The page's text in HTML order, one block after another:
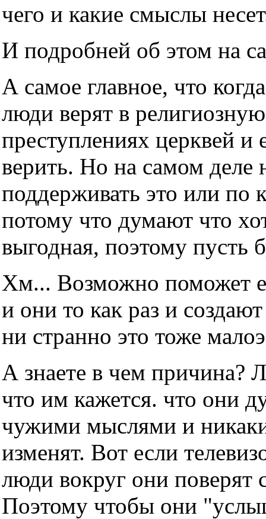
чего и какие смыслы
И подробней об этом на
А самое главное, что
люди верят в
преступлениях церквей и
верить. Но на самом деле
поддерживать это или по
потому что думают что
выгодная, поэтому пусть
Хм... Возможно поможет
и они то как раз и
ни странно это тоже
А знаете в чем причина?
что им кажется. что они
чужими мыслями и
изменят. Вот если
люди вокруг они поверят
Поэтому чтобы они